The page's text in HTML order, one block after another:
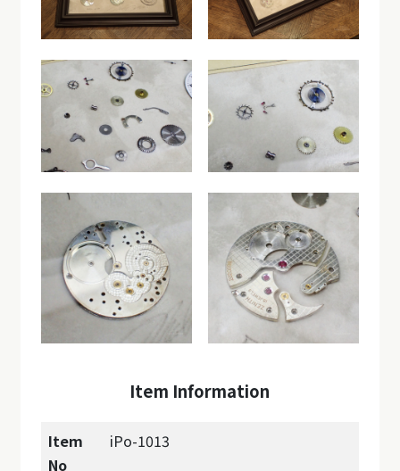
Item Information
Item
No
iPo-1013